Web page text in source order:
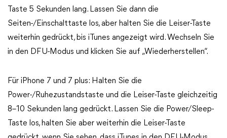
Taste 5 Sekunden lang. Lassen Sie dann die
Seiten-/Einschalttaste los, aber halten Sie die Leiser-Taste
weiterhin gedrückt, bis iTunes angezeigt wird. Wechseln Sie
in den DFU-Modus und klicken Sie auf „Wiederherstellen“.
Für iPhone 7 und 7 plus: Halten Sie die
Power-/Ruhezustandstaste und die Leiser-Taste gleichzeitig
8–10 Sekunden lang gedrückt. Lassen Sie die Power/Sleep-
Taste los, halten Sie aber weiterhin die Leiser-Taste